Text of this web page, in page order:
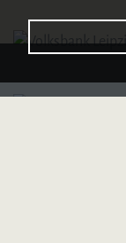
Logo
–
Bläserphilharmonie